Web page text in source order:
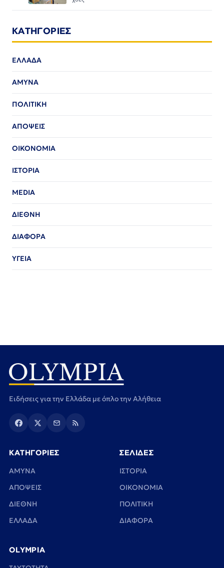
ΚΑΤΗΓΟΡΙΕΣ
ΕΛΛΑΔΑ
ΑΜΥΝΑ
ΠΟΛΙΤΙΚΗ
ΑΠΟΨΕΙΣ
ΟΙΚΟΝΟΜΙΑ
ΙΣΤΟΡΙΑ
MEDIA
ΔΙΕΘΝΗ
ΔΙΑΦΟΡΑ
ΥΓΕΙΑ
Ειδήσεις για την Ελλάδα με όπλο την Αλήθεια
ΚΑΤΗΓΟΡΙΕΣ
ΑΜΥΝΑ
ΑΠΟΨΕΙΣ
ΔΙΕΘΝΗ
ΕΛΛΑΔΑ
ΣΕΛΙΔΕΣ
ΙΣΤΟΡΙΑ
ΟΙΚΟΝΟΜΙΑ
ΠΟΛΙΤΙΚΗ
ΔΙΑΦΟΡΑ
OLYMPIA